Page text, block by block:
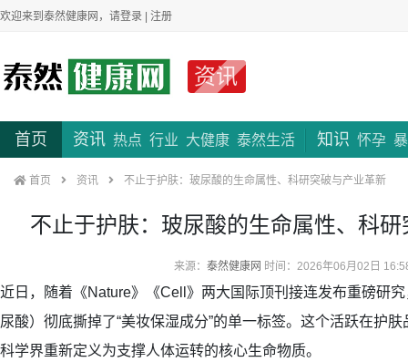
欢迎来到泰然健康网，请登录 | 注册
资讯
首页 资讯 热点 行业 大健康 泰然生活 知识 怀孕
首页 资讯 不止于护肤：玻尿酸的生命属性、科研突破与产业革新
不止于护肤：玻尿酸的生命属性、科
来源： 泰然健康网 时间：2026年06月02日
近日，随着《Nature》《Cell》两大国际顶刊接连发布重磅研
尿酸）彻底撕掉了“美妆保湿成分”的单一标签。这个活跃在护
科学界重新定义为支撑人体运转的核心生命物质。